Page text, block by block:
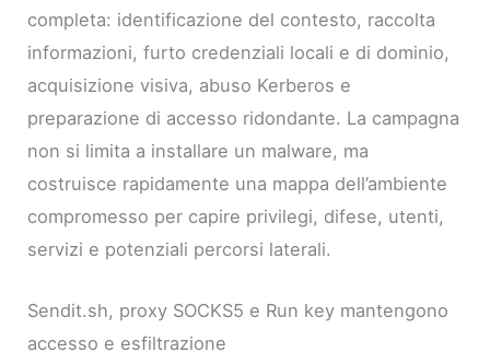
completa: identificazione del contesto, raccolta
informazioni, furto credenziali locali e di dominio,
acquisizione visiva, abuso Kerberos e
preparazione di accesso ridondante. La campagna
non si limita a installare un malware, ma
costruisce rapidamente una mappa dell’ambiente
compromesso per capire privilegi, difese, utenti,
servizi e potenziali percorsi laterali.
Sendit.sh, proxy SOCKS5 e Run key mantengono
accesso e esfiltrazione